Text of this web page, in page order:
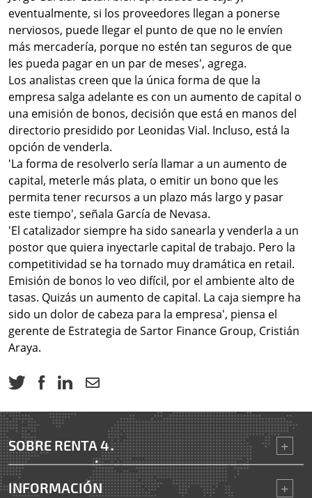
eventualmente, si los proveedores llegan a ponerse
nerviosos, puede llegar el punto de que no le envíen
más mercadería, porque no estén tan seguros de que
les pueda pagar en un par de meses', agrega.
Los analistas creen que la única forma de que la
empresa salga adelante es con un aumento de capital o
una emisión de bonos, decisión que está en manos del
directorio presidido por Leonidas Vial. Incluso, está la
opción de venderla.
'La forma de resolverlo sería llamar a un aumento de
capital, meterle más plata, o emitir un bono que les
permita tener recursos a un plazo más largo y pasar
este tiempo', señala García de Nevasa.
'El catalizador siempre ha sido sanearla y venderla a un
postor que quiera inyectarle capital de trabajo. Pero la
competitividad se ha tornado muy dramática en retail.
Emisión de bonos lo veo difícil, por el ambiente alto de
tasas. Quizás un aumento de capital. La caja siempre ha
sido un dolor de cabeza para la empresa', piensa el
gerente de Estrategia de Sartor Finance Group, Cristián
Araya.
SOBRE RENTA 4
INFORMACIÓN